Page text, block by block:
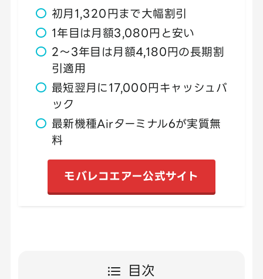
初月1,320円まで大幅割引
1年目は月額3,080円と安い
2～3年目は月額4,180円の長期割
引適用
最短翌月に17,000円キャッシュバ
ック
最新機種Airターミナル6が実質無
料
モバレコエアー公式サイト
目次